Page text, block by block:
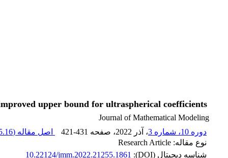
upper bound for ultraspherical coefficients
Journal of Mathematical Modeling
دوره 10، شماره 3
، آذر 2022 ، صفحه 421-431 اصل مقاله (K
نوع مقاله: Research Article
شناسه دیجیتال (DOI):
10.22124/jmm.2022.21255.1861